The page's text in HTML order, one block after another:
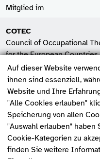
Mitglied im
COTEC
Council of Occupational
for the European Countries
SHV
Spitzenverband der
Heilmittelverbände e.V.
WFOT
World Federation of
Occupational Therapists
Auf dieser Website
ihnen sind essenziell,
Website und Ihre
"Alle Cookies erlauben"
Speicherung von allen
"Auswahl erlauben"
Cookie-Kategorien zu
finden Sie weitere